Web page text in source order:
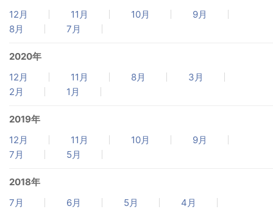
12月
11月 10月
9月
8月
7月
2020年
12月
11月 8月
3月
2月
1月
2019年
12月
11月 10月
9月
7月
5月
2018年
7月
6月 5月 4月